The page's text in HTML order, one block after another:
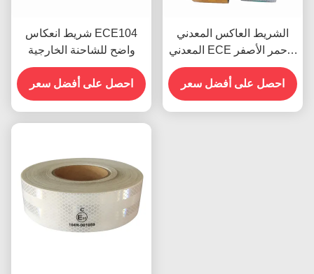
شريط انعكاس ECE104
واضح للشاحنة الخارجية
احصل على أفضل سعر
الشريط العاكس المعدني
المعدني ECE الأحمر الأصفر
الأبيض للمقطورة
احصل على أفضل سعر